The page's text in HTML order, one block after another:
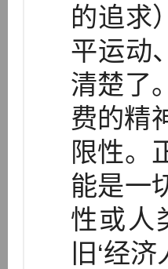
的追求
平运动
清楚了
费的精
限性。
能是一
性或人
旧‘经